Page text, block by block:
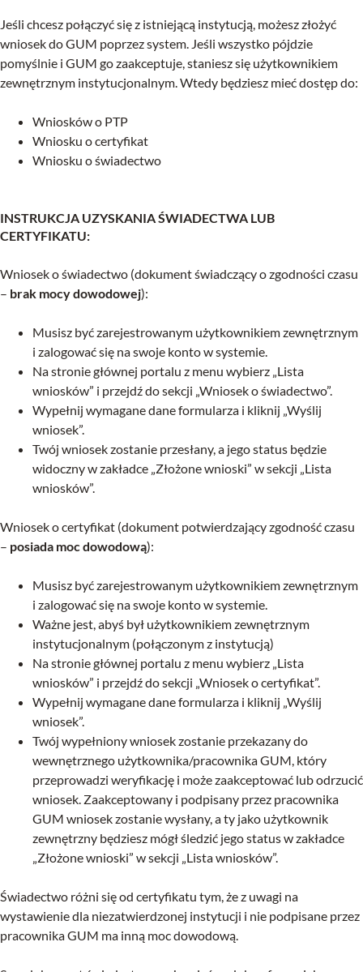
Jeśli chcesz połączyć się z istniejącą instytucją, możesz złożyć
wniosek do GUM poprzez system. Jeśli wszystko pójdzie
pomyślnie i GUM go zaakceptuje, staniesz się użytkownikiem
zewnętrznym instytucjonalnym. Wtedy będziesz mieć dostęp do:
Wniosków o PTP
Wniosku o certyfikat
Wniosku o świadectwo
INSTRUKCJA UZYSKANIA ŚWIADECTWA LUB
CERTYFIKATU:
Wniosek o świadectwo (dokument świadczący o zgodności czasu
– brak mocy dowodowej):
Musisz być zarejestrowanym użytkownikiem zewnętrznym
i zalogować się na swoje konto w systemie.
Na stronie głównej portalu z menu wybierz „Lista
wniosków” i przejdź do sekcji „Wniosek o świadectwo”.
Wypełnij wymagane dane formularza i kliknij „Wyślij
wniosek”.
Twój wniosek zostanie przesłany, a jego status będzie
widoczny w zakładce „Złożone wnioski” w sekcji „Lista
wniosków”.
Wniosek o certyfikat (dokument potwierdzający zgodność czasu
– posiada moc dowodową):
Musisz być zarejestrowanym użytkownikiem zewnętrznym
i zalogować się na swoje konto w systemie.
Ważne jest, abyś był użytkownikiem zewnętrznym
instytucjonalnym (połączonym z instytucją)
Na stronie głównej portalu z menu wybierz „Lista
wniosków” i przejdź do sekcji „Wniosek o certyfikat”.
Wypełnij wymagane dane formularza i kliknij „Wyślij
wniosek”.
Twój wypełniony wniosek zostanie przekazany do
wewnętrznego użytkownika/pracownika GUM, który
przeprowadzi weryfikację i może zaakceptować lub odrzucić
wniosek. Zaakceptowany i podpisany przez pracownika
GUM wniosek zostanie wysłany, a ty jako użytkownik
zewnętrzny będziesz mógł śledzić jego status w zakładce
„Złożone wnioski” w sekcji „Lista wniosków”.
Świadectwo różni się od certyfikatu tym, że z uwagi na
wystawienie dla niezatwierdzonej instytucji i nie podpisane przez
pracownika GUM ma inną moc dowodową.